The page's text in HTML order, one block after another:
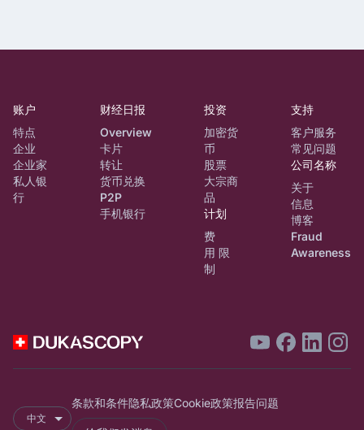
账户
特点
企业
企业家
私人银
行
财经日报
Overview
卡片
转让
货币兑换
P2P
手机银行
投资
加密货
币
股票
大宗商
品
计划
费
用 限
制
支持
客户服务
常见问题
公司名称
关于
信息
博客
Fraud
Awareness
中文
条款和条件隐私政策Cookie政策报告问题